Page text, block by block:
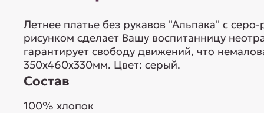
Летнее платье без рукавов "Альпака" с
рисунком сделает Вашу воспитанницу
гарантирует свободу движений, что
350х460х330мм. Цвет: серый.
Состав
100% хлопок